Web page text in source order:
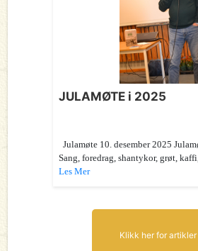
JULAMØTE i 2025
Julamøte 10. desember 2025
Sang, foredrag, shantykor, grøt,
Les Mer
Klikk her for artikler